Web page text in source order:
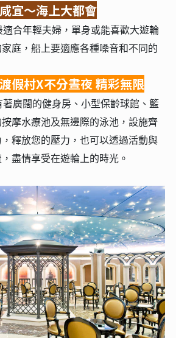
宜～海上大都會
合年輕夫婦，單身或能喜歡大遊輪
庭，船上要適應各種噪音和不同的
假村X不分晝夜 精彩無限
廣闊的健身房、小型保齡球館、籃
摩水療池及無邊際的泳池，設施齊
釋放您的壓力，也可以透過活動與
盡情享受在遊輪上的時光。